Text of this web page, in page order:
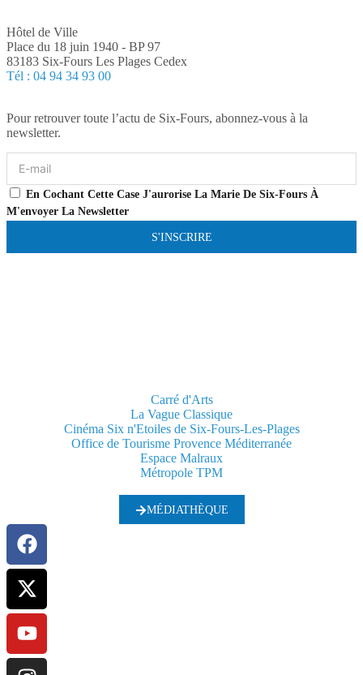
Hôtel de Ville
Place du 18 juin 1940 - BP 97
83183 Six-Fours Les Plages Cedex
Tél : 04 94 34 93 00
Pour retrouver toute l’actu de Six-Fours, abonnez-vous à la
newsletter.
En Cochant Cette Case J'aurorise La Marie De Six-Fours À
M'envoyer La Newsletter
S'INSCRIRE
Carré d'Arts
La Vague Classique
Cinéma Six n'Etoiles de Six-Fours-Les-Plages
Office de Tourisme Provence Méditerranée
Espace Malraux
Métropole TPM
MÉDIATHÈQUE